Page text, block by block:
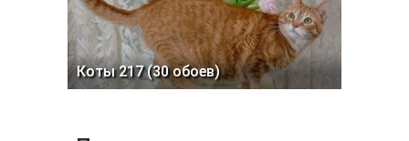
Коты 217 (30 обоев)